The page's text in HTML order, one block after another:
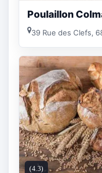
Poulaillon
39 Rue des Clefs,
(4.3)